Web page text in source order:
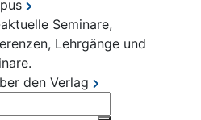
Seminare,
Lehrgänge und
den Verlag